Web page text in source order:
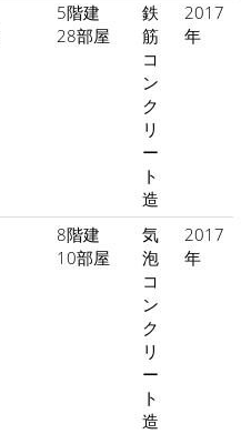
5階建
28部屋
鉄
筋
コ
ン
ク
リ
ー
ト
造
2017
年
8階建
10部屋
気
泡
コ
ン
ク
リ
ー
ト
造
2017
年